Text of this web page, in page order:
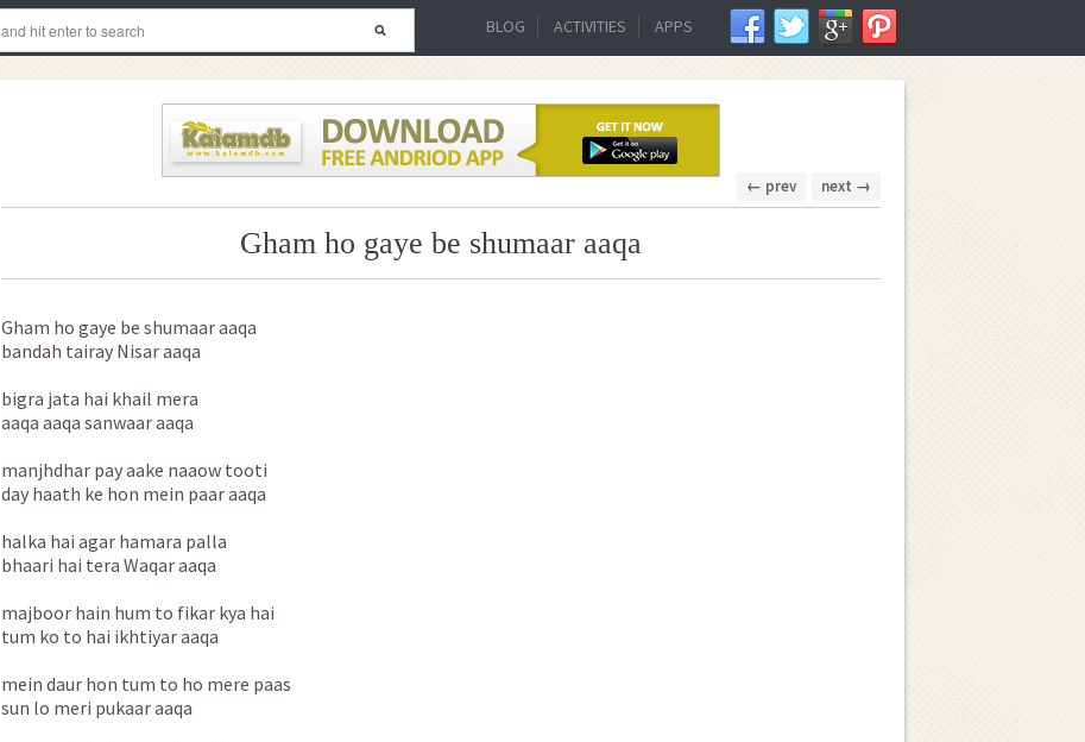
BLOG ACTIVITIES APPS
← prev next →
Gham ho gaye be shumaar aaqa
Gham ho gaye be shumaar aaqa
bandah tairay Nisar aaqa
bigra jata hai khail mera
aaqa aaqa sanwaar aaqa
manjhdhar pay aake naaow tooti
day haath ke hon mein paar aaqa
halka hai agar hamara palla
bhaari hai tera Waqar aaqa
majboor hain hum to fikar kya hai
tum ko to hai ikhtiyar aaqa
mein daur hon tum to ho mere paas
sun lo meri pukaar aaqa